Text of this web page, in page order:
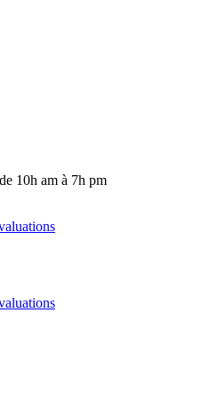
10h am à 7h pm